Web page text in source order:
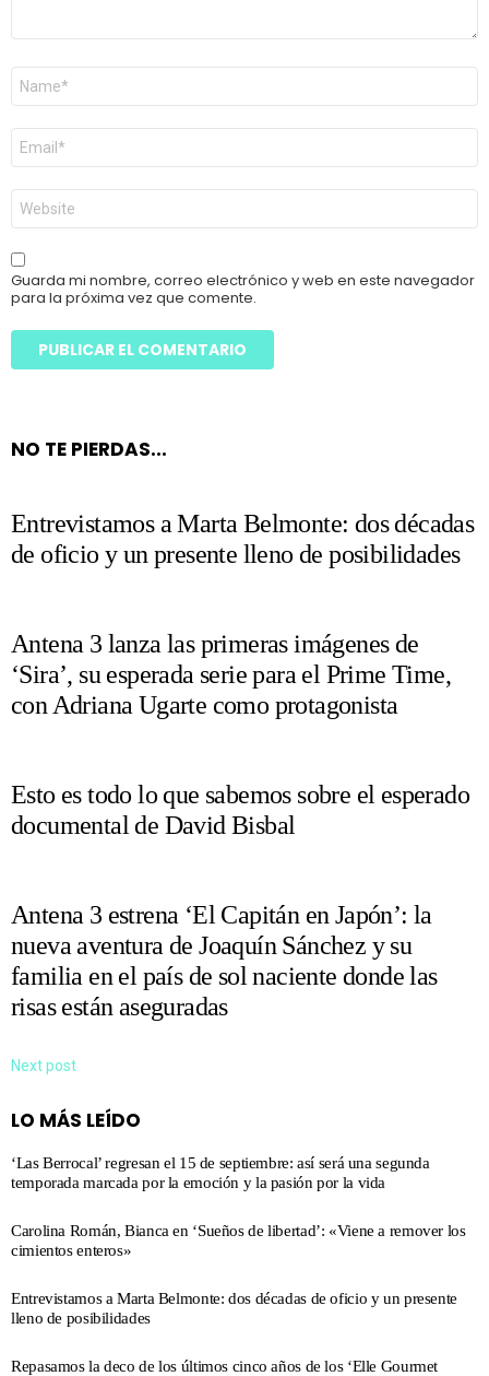
Nombre
Correo
electrónico
*
Web
Guarda mi nombre, correo electrónico y web en este navegador
para la próxima vez que comente.
NO TE PIERDAS...
Entrevistamos a Marta Belmonte: dos décadas
de oficio y un presente lleno de posibilidades
Antena 3 lanza las primeras imágenes de
‘Sira’, su esperada serie para el Prime Time,
con Adriana Ugarte como protagonista
Esto es todo lo que sabemos sobre el esperado
documental de David Bisbal
Antena 3 estrena ‘El Capitán en Japón’: la
nueva aventura de Joaquín Sánchez y su
familia en el país de sol naciente donde las
risas están aseguradas
Next post
LO MÁS LEÍDO
‘Las Berrocal’ regresan el 15 de septiembre: así será una segunda
temporada marcada por la emoción y la pasión por la vida
Carolina Román, Bianca en ‘Sueños de libertad’: «Viene a remover los
cimientos enteros»
Entrevistamos a Marta Belmonte: dos décadas de oficio y un presente
lleno de posibilidades
Repasamos la deco de los últimos cinco años de los ‘Elle Gourmet